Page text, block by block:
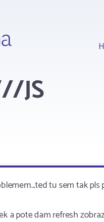
JS
tu sem tak pls
a pote dam refresh